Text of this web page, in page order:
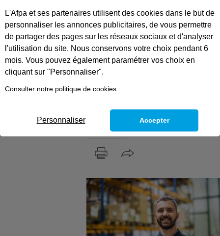
Constructys recrute
et forme avec l'Afpa
des vendeurs
magasiniers
matériaux de
construction (H/F)
SÉCURISER SON FUTUR DANS LE
SECTEUR DU NÉGOCE !
L'Afpa et ses partenaires utilisent des cookies dans le but de
personnaliser les annonces publicitaires, de vous permettre
de partager des pages sur les réseaux sociaux et d'analyser
l'utilisation du site. Nous conservons votre choix pendant 6
mois. Vous pouvez également paramétrer vos choix en
cliquant sur "Personnaliser".
Consulter notre politique de cookies
Personnaliser Accepter